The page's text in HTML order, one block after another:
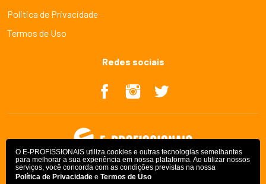
O E-PROFISSIONAIS utiliza cookies e outras tecnologias semelhantes
para melhorar a sua experiência em nossa plataforma. Ao utilizar nossos
serviços, você concorda com as condições previstas na nossa
Política de Privacidade e Termos de Uso
Politica de Privacidade
Termos de Uso
Redes sociais